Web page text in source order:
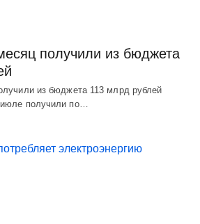
получили из бюджета
из бюджета 113 млрд рублей
получили по…